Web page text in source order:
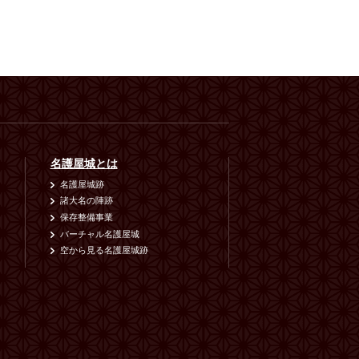
名護屋城とは
名護屋城跡
諸大名の陣跡
保存整備事業
バーチャル名護屋城
空から見る名護屋城跡